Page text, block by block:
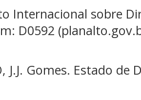
Internacional sobre
D0592
J.J. Gomes. Estado